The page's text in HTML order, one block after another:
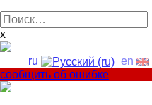
Найти:
x
ru
en
сообщить об ошибке